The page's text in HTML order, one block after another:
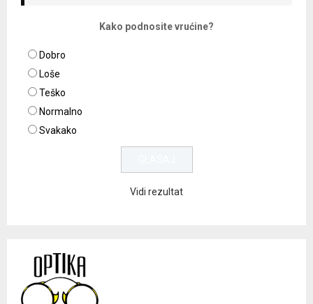
Kako podnosite vrućine?
Dobro
Loše
Teško
Normalno
Svakako
Vidi rezultat